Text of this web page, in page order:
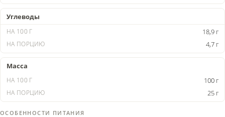
Углеводы
18,9 г
4,7 г
Масса
100 г
25 г
ОСОБЕННОСТИ ПИТАНИЯ